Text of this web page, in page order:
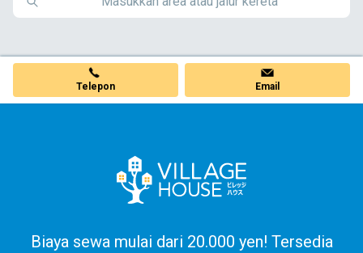
Telepon Email
Biaya sewa mulai dari 20.000 yen! Tersedia